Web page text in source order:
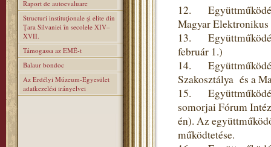
Raport de autoevaluare
Structuri instituţionale şi elite din
Ţara Silvaniei în secolele XIV–
XVII.
Támogassa az EMÉ-t
Balaur bondoc
Az Erdélyi Múzeum-Egyesület
adatkezelési irányelvei
12.
Magyar
13.
február 1.)
14.
Szakosztálya és a
15.
somorjai Fórum
én). Az
működtetése.